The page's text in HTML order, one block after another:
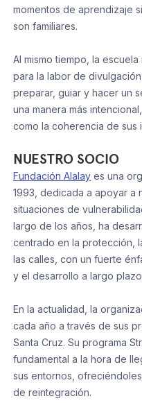
momentos de aprendizaje
son familiares.
Al mismo tiempo, la
para la labor de
preparar, guiar y hacer un
una manera más
como la coherencia de sus
NUESTRO SOCIO
Fundación Alalay es una
1993, dedicada a apoyar a
situaciones de
largo de los años, ha
centrado en la protección,
las calles, con un fuerte
y el desarrollo a largo
En la actualidad, la
cada año a través de sus
Santa Cruz. Su programa
fundamental a la hora de
sus entornos,
de reintegración.